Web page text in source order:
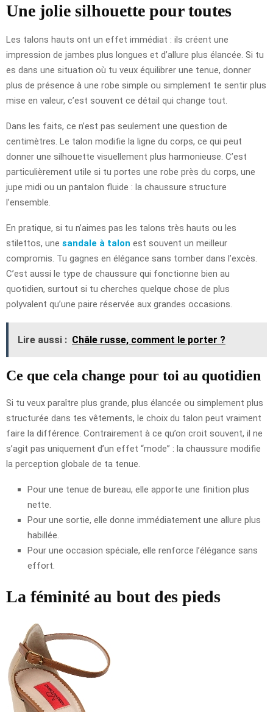
Une jolie silhouette pour toutes
Les talons hauts ont un effet immédiat : ils créent une
impression de jambes plus longues et d’allure plus élancée. Si tu
es dans une situation où tu veux équilibrer une tenue, donner
plus de présence à une robe simple ou simplement te sentir plus
mise en valeur, c’est souvent ce détail qui change tout.
Dans les faits, ce n’est pas seulement une question de
centimètres. Le talon modifie la ligne du corps, ce qui peut
donner une silhouette visuellement plus harmonieuse. C’est
particulièrement utile si tu portes une robe près du corps, une
jupe midi ou un pantalon fluide : la chaussure structure
l’ensemble.
En pratique, si tu n’aimes pas les talons très hauts ou les
stilettos, une sandale à talon est souvent un meilleur
compromis. Tu gagnes en élégance sans tomber dans l’excès.
C’est aussi le type de chaussure qui fonctionne bien au
quotidien, surtout si tu cherches quelque chose de plus
polyvalent qu’une paire réservée aux grandes occasions.
Lire aussi : Châle russe, comment le porter ?
Ce que cela change pour toi au quotidien
Si tu veux paraître plus grande, plus élancée ou simplement plus
structurée dans tes vêtements, le choix du talon peut vraiment
faire la différence. Contrairement à ce qu’on croit souvent, il ne
s’agit pas uniquement d’un effet “mode” : la chaussure modifie
la perception globale de ta tenue.
Pour une tenue de bureau, elle apporte une finition plus
nette.
Pour une sortie, elle donne immédiatement une allure plus
habillée.
Pour une occasion spéciale, elle renforce l’élégance sans
effort.
La féminité au bout des pieds